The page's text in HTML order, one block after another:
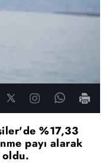
%17,33
payı alarak